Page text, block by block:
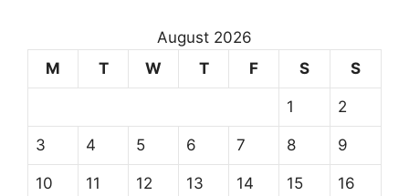
August 2026
M
T W T F S S
1 2
3 4 5 6 7 8 9
10 11 12 13 14 15 16